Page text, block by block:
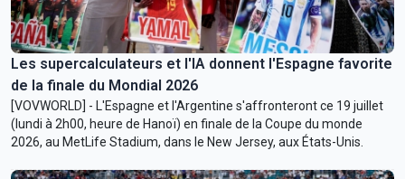
Les supercalculateurs et l'IA donnent l'Espagne favorite
de la finale du Mondial 2026
[VOVWORLD] - L'Espagne et l'Argentine s'affronteront ce 19 juillet
(lundi à 2h00, heure de Hanoï) en finale de la Coupe du monde
2026, au MetLife Stadium, dans le New Jersey, aux États-Unis.